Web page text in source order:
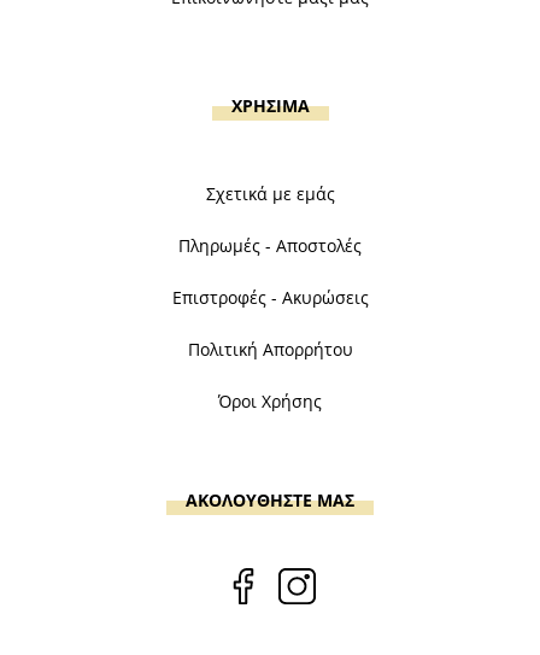
ΧΡΗΣΙΜΑ
Σχετικά με εμάς
Πληρωμές - Αποστολές
Επιστροφές - Ακυρώσεις
Πολιτική Απορρήτου
Όροι Χρήσης
ΑΚΟΛΟΥΘΗΣΤΕ ΜΑΣ